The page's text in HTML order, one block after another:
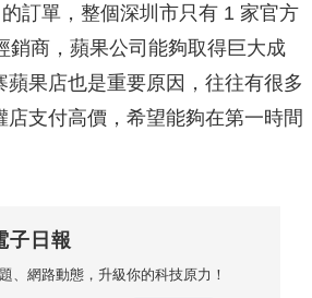
訂單，整個深圳市只有 1 家官方
銷商，蘋果公司能夠取得巨大成
蘋果店也是重要原因，往往有很多
店支付高價，希望能夠在第一時間
子日報
、網路動態，升級你的科技原力！